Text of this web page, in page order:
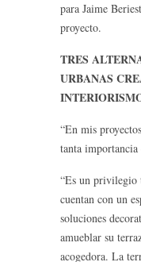
para Jaime
proyecto.
TRES
URBANAS
“En mis
tanta
“Es un privilegio
cuentan con un
soluciones
amueblar su
acogedora. La